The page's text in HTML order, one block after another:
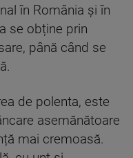
în România și în
se obține prin
până când se
de polenta, este
asemănătoare
mai cremoasă.